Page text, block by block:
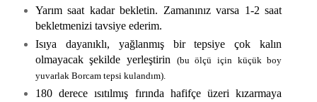
Yarım saat kadar bekletin. Zamanınız varsa 1-2 saat
bekletmenizi tavsiye ederim.
Isıya dayanıklı, yağlanmış bir tepsiye çok kalın
olmayacak şekilde yerleştirin (bu ölçü için küçük boy
yuvarlak Borcam tepsi kulandım).
180 derece ısıtılmış fırında hafifçe üzeri kızarmaya